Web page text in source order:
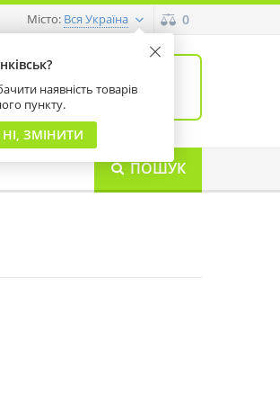
наявність товарів
пункту.
НІ, ЗМІНИТИ
Місто: Вся Україна 0
0
на суму 0 грн
ПОШУК